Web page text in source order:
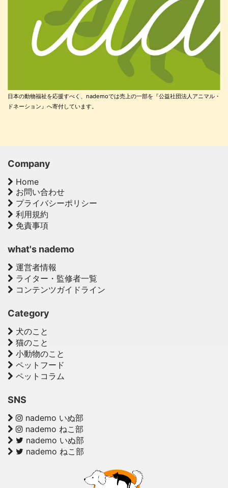
日本の動物福祉を応援すべく、nademoでは売上の一部を『公益社団法人アニマル・
ドネーション』へ寄付しています。
Company
Home
お問い合わせ
プライバシーポリシー
利用規約
免責事項
what's nademo
運営者情報
ライター・監修者一覧
コンテンツガイドライン
Category
犬のこと
猫のこと
小動物のこと
ペットフード
ペットコラム
SNS
nademo いぬ部
nademo ねこ部
nademo いぬ部
nademo ねこ部